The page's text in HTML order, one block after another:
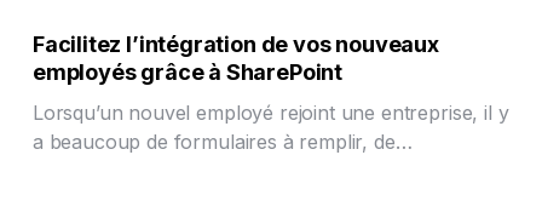
Facilitez l’intégration de vos nouveaux
employés grâce à SharePoint
Lorsqu’un nouvel employé rejoint une entreprise, il y
a beaucoup de formulaires à remplir, de…